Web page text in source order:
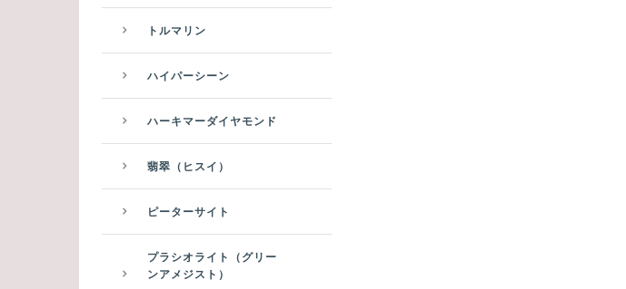
トルマリン
ハイパーシーン
ハーキマーダイヤモンド
翡翠（ヒスイ）
ピーターサイト
プラシオライト（グリー
ンアメジスト）